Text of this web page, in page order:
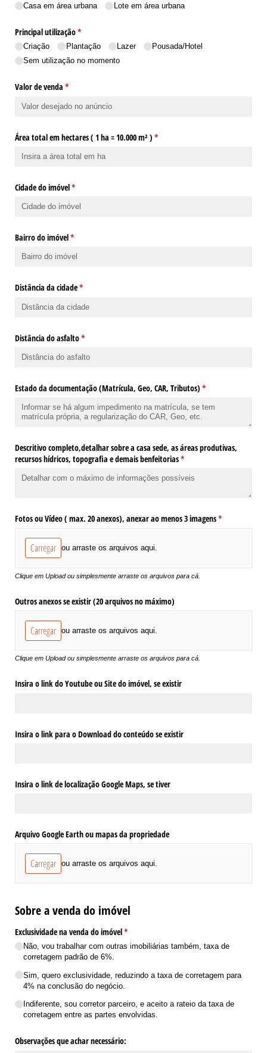
Casa em área urbana
Lote em área urbana
Principal utilização*
(obrigatório)
Criação Plantação Lazer
Pousada/​Hotel
Sem utilização no momento
Valor de venda *
(obrigatório)
Área total em hectares ( 1 ha = 10.000 m² ) *
(obrigatório)
Cidade do imóvel*
(obrigatório)
Bairro do imóvel*
(obrigatório)
Distância da cidade*
(obrigatório)
Distância do asfalto*
(obrigatório)
Estado da documentação (Matrícula, Geo, CAR, Tributos) *
(obrigatório)
Descritivo completo,detalhar sobre a casa sede, as áreas produtivas,
recursos hídricos, topografia e demais benfeitorias*
(obrigatório)
Fotos ou Vídeo ( max. 20 anexos), anexar ao menos 3 imagens*
(obrigatório)
Carregar ou arraste os arquivos aqui.
Clique em Upload ou simplesmente arraste os arquivos para cá.
Outros anexos se existir (20 arquivos no máximo)
Carregar ou arraste os arquivos aqui.
Clique em Upload ou simplesmente arraste os arquivos para cá.
Insira o link do Youtube ou Site do imóvel, se existir
Insira o link para o Download do conteúdo se existir
Insira o link de localização Google Maps, se tiver
Arquivo Google Earth ou mapas da propriedade
Carregar ou arraste os arquivos aqui.
Sobre a venda do imóvel
Exclusividade na venda do imóvel*
(obrigatório)
Não, vou trabalhar com outras imobiliárias também, taxa de
corretagem padrão de 6%.
Sim, quero exclusividade, reduzindo a taxa de corretagem para
4% na conclusão do negócio.
Indiferente, sou corretor parceiro, e aceito a rateio da taxa de
corretagem entre as partes envolvidas.
Observações que achar necessário: